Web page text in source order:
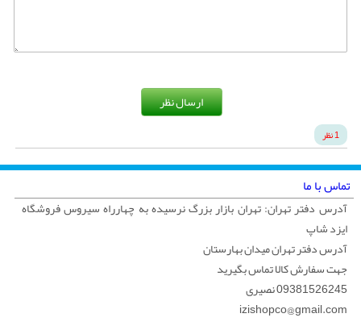
ارسال نظر
1 نظر
تماس با ما
آدرس دفتر تهران: تهران بازار بزرگ نرسیده به چهارراه سیروس فروشگاه
ایزد شاپ
آدرس دفتر تهران میدان بهارستان
جهت سفارش کالا تماس بگیرید
09381526245 نصیری
izishopco@gmail.com